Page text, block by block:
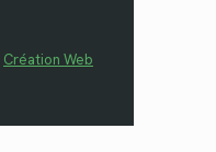
Création Web